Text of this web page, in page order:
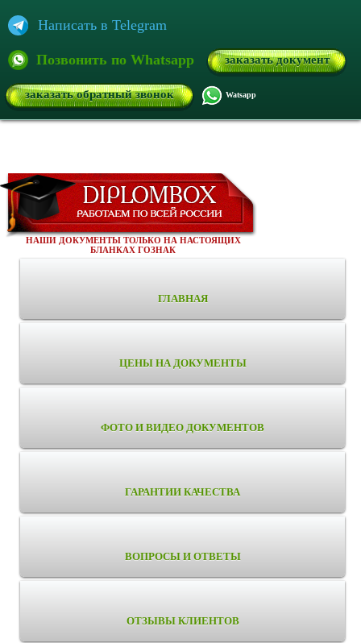
Написать в Telegram
Позвонить по Whatsapp заказать документ
заказать обратный звонок Watsapp
НАШИ ДОКУМЕНТЫ ТОЛЬКО НА НАСТОЯЩИХ
БЛАНКАХ ГОЗНАК
ГЛАВНАЯ
ЦЕНЫ НА ДОКУМЕНТЫ
ФОТО И ВИДЕО ДОКУМЕНТОВ
ГАРАНТИИ КАЧЕСТВА
ВОПРОСЫ И ОТВЕТЫ
ОТЗЫВЫ КЛИЕНТОВ